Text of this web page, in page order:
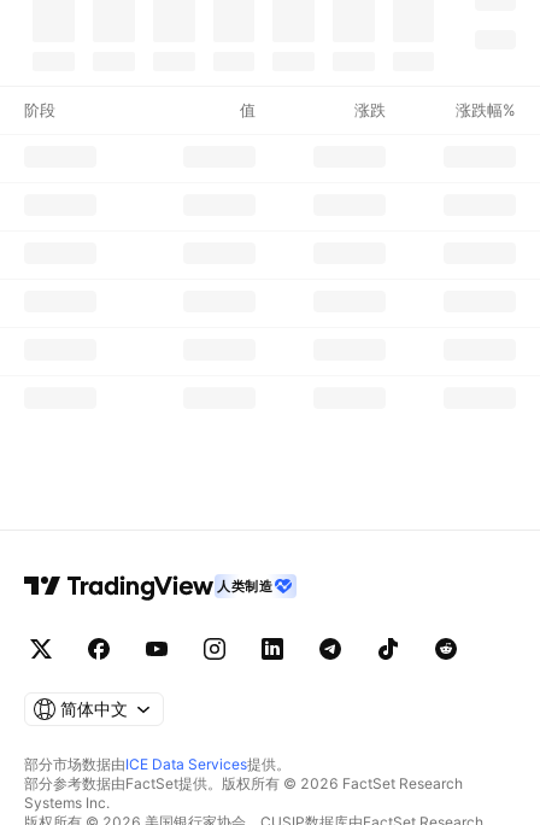
阶段 值 涨跌 涨跌幅%
人类制造
简体中文
部分市场数据由ICE Data Services提供。
部分参考数据由FactSet提供。版权所有 © 2026 FactSet Research
Systems Inc.